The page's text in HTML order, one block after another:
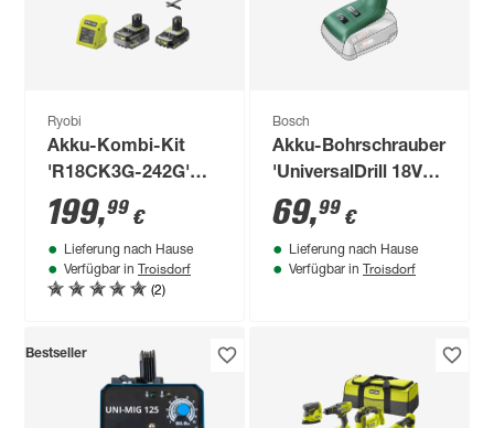
Ryobi
Akku-Kombi-Kit
'R18CK3G-242G'
mit 2 Akkus
199,99 €
Lieferung nach Hause
Verfügbar in Troisdorf
(2)
Bosch
Akku-Bohrschrauber
'UniversalDrill 18V-
60' ohne Akku
69,99 €
Lieferung nach Hause
Verfügbar in Troisdorf
Bestseller